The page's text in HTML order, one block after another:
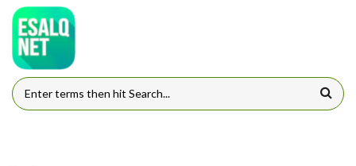
Pular para o conteúdo principal
FORMULÁRIO DE BUSCA